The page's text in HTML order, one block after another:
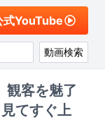
式YouTube
動画検索
観客を魅了
てすぐ上